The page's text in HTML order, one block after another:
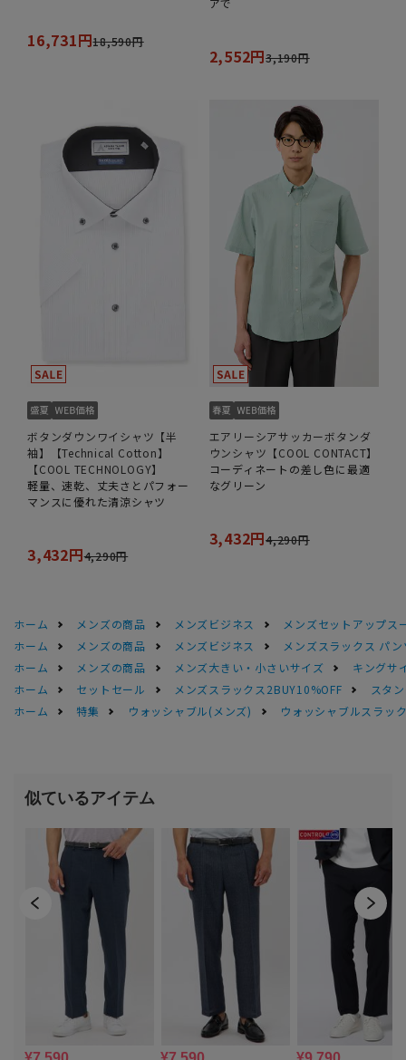
16,731円18,590円
2,552円3,190円
ボタンダウンワイシャツ【半
袖】【Technical Cotton】
【COOL TECHNOLOGY】
軽量、速乾、丈夫さとパフォー
マンスに優れた清涼シャツ
3,432円4,290円
エアリーシアサッカーボタンダ
ウンシャツ【COOL CONTACT】
コーディネートの差し色に最適
なグリーン
3,432円4,290円
ホーム メンズの商品 メンズビジネス
メンズセットアップス
ホーム
メンズの商品 メンズビジネス
メンズスラックス パン
ホーム
メンズの商品 メンズ大きい・小さいサイズ
キングサ
ホーム
セットセール メンズスラックス2BUY10%OFF
スタ
ホーム
特集 ウォッシャブル(メンズ) ウォッシャブルスラッ